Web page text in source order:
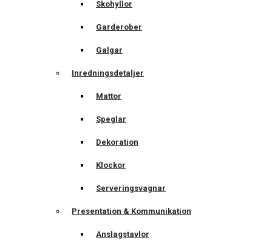
Skohyllor
Garderober
Galgar
Inredningsdetaljer
Mattor
Speglar
Dekoration
Klockor
Serveringsvagnar
Presentation & Kommunikation
Anslagstavlor